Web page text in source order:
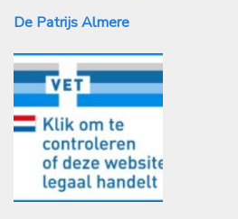
De Patrijs Almere